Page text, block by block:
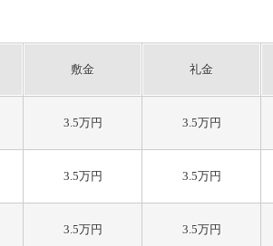
敷金 礼金
3.5万円 3.5万円
3.5万円 3.5万円
3.5万円 3.5万円